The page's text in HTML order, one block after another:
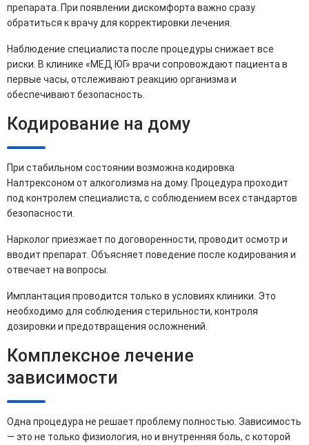
препарата. При появлении дискомфорта важно сразу
обратиться к врачу для корректировки лечения.
Наблюдение специалиста после процедуры снижает все
риски. В клинике «МЕД ЮГ» врачи сопровождают пациента в
первые часы, отслеживают реакцию организма и
обеспечивают безопасность.
Кодирование на дому
При стабильном состоянии возможна кодировка
Налтрексоном от алкоголизма на дому. Процедура проходит
под контролем специалиста, с соблюдением всех стандартов
безопасности.
Нарколог приезжает по договоренности, проводит осмотр и
вводит препарат. Объясняет поведение после кодирования и
отвечает на вопросы.
Имплантация проводится только в условиях клиники. Это
необходимо для соблюдения стерильности, контроля
дозировки и предотвращения осложнений.
Комплексное лечение
зависимости
Одна процедура не решает проблему полностью. Зависимость
— это не только физиология, но и внутренняя боль, с которой